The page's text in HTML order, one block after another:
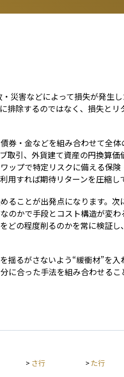
災害などによって損失が発生
除するのではなく、損失と
券・金などを組み合わせて全
引、外貨建て資産の円換算
ップで特定リスクに備える保
すれば期待リターンを圧縮し
ることが出発点になります。
のかで手段とコスト構造が変
どの程度削るのかを常に検証
揺るがさないよう“緩衝材”を
に合った手法を組み合わせる
> さ行 > た行